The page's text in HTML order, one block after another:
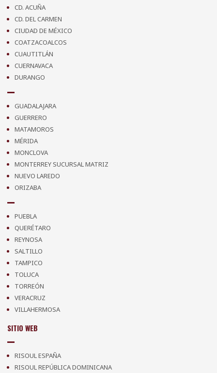
CD. ACUÑA
CD. DEL CARMEN
CIUDAD DE MÉXICO
COATZACOALCOS
CUAUTITLÁN
CUERNAVACA
DURANGO
GUADALAJARA
GUERRERO
MATAMOROS
MÉRIDA
MONCLOVA
MONTERREY SUCURSAL MATRIZ
NUEVO LAREDO
ORIZABA
PUEBLA
QUERÉTARO
REYNOSA
SALTILLO
TAMPICO
TOLUCA
TORREÓN
VERACRUZ
VILLAHERMOSA
SITIO WEB
RISOUL ESPAÑA
RISOUL REPÚBLICA DOMINICANA